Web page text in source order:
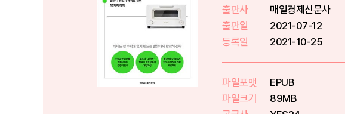
출판사
매일경제신문사
출판일
2021-07-12
등록일
2021-10-25
파일포맷
EPUB
파일크기
89MB